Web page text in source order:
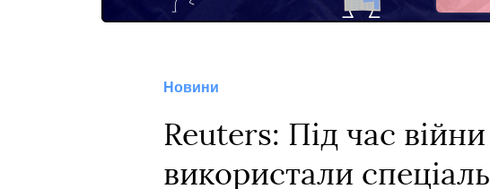
Новини
Reuters: Під час
використали